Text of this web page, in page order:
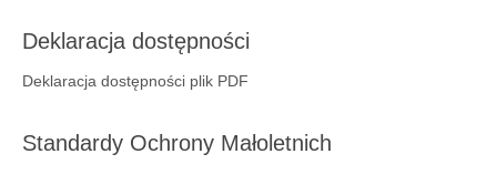
wydarzenia 2019
wydarzenia 2018
Deklaracja dostępności
Deklaracja dostępności plik PDF
Standardy Ochrony Małoletnich